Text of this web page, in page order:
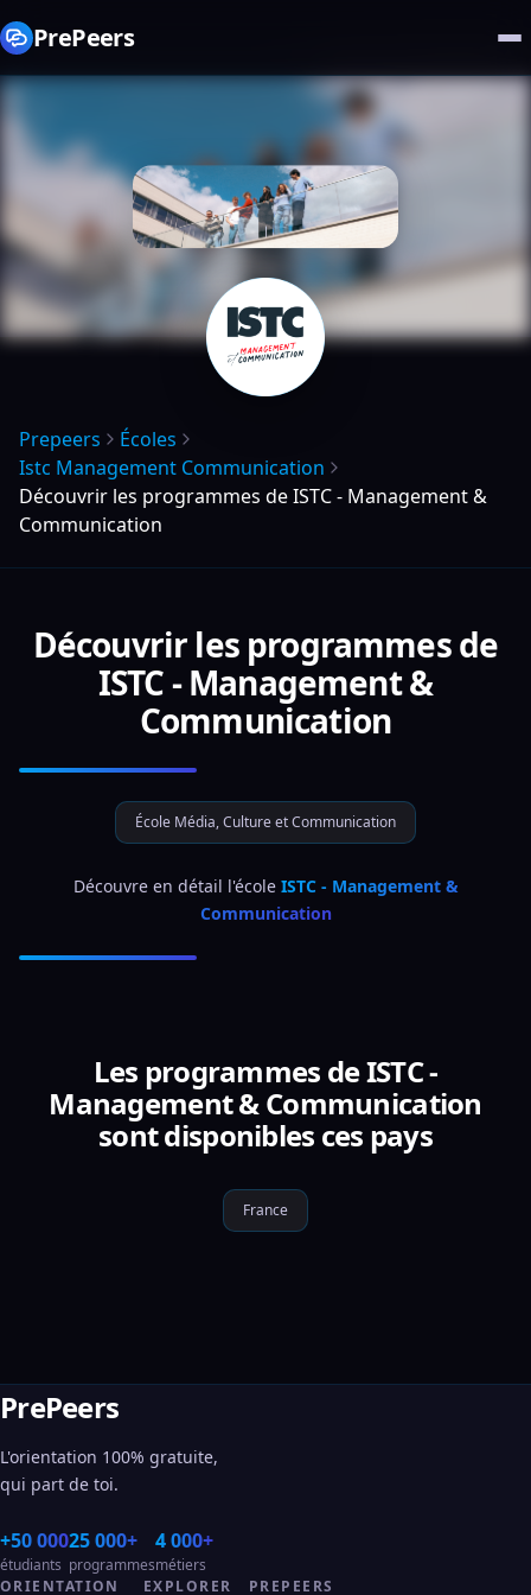
PrePeers
Prepeers
Écoles
Istc Management Communication
Découvrir les programmes de ISTC - Management &
Communication
Découvrir les programmes de
ISTC - Management &
Communication
École Média, Culture et Communication
Découvre en détail l'école ISTC - Management &
Communication
Les programmes de ISTC -
Management & Communication
sont disponibles ces pays
France
PrePeers
L'orientation 100% gratuite,
qui part de toi.
+50 000
étudiants
25 000+
programmes
4 000+
métiers
ORIENTATION
EXPLORER PREPEERS